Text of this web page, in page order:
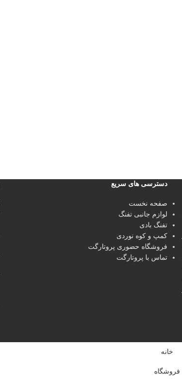
دسترسی های سریع
صفحه نخست
لوازم جانبی تفنگ
تفنگ بادی
کمپ و کوه نوردی
فروشگاه حضوری پروتارگت
تماس با پروتارگت
خانه
فروشگاه